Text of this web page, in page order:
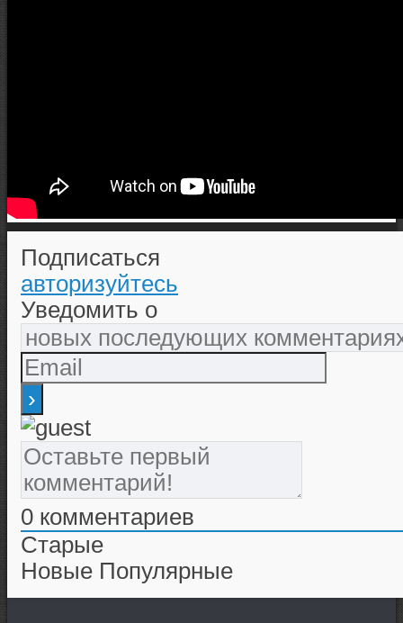
Подписаться
авторизуйтесь
Уведомить о
0 комментариев
Старые
Новые Популярные